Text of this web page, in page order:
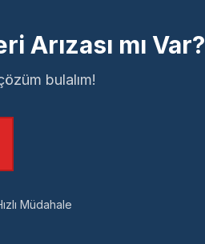
Arızası mı Var?
bulalım!
Müdahale